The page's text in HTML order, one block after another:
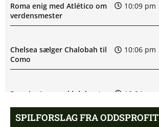
Roma enig med Atlético om
verdensmester
10:09 pm
Chelsea sælger Chalobah til
Como
10:06 pm
Premier League-klub henter
10:04 pm
SPILFORSLAG FRA ODDSPROFIT